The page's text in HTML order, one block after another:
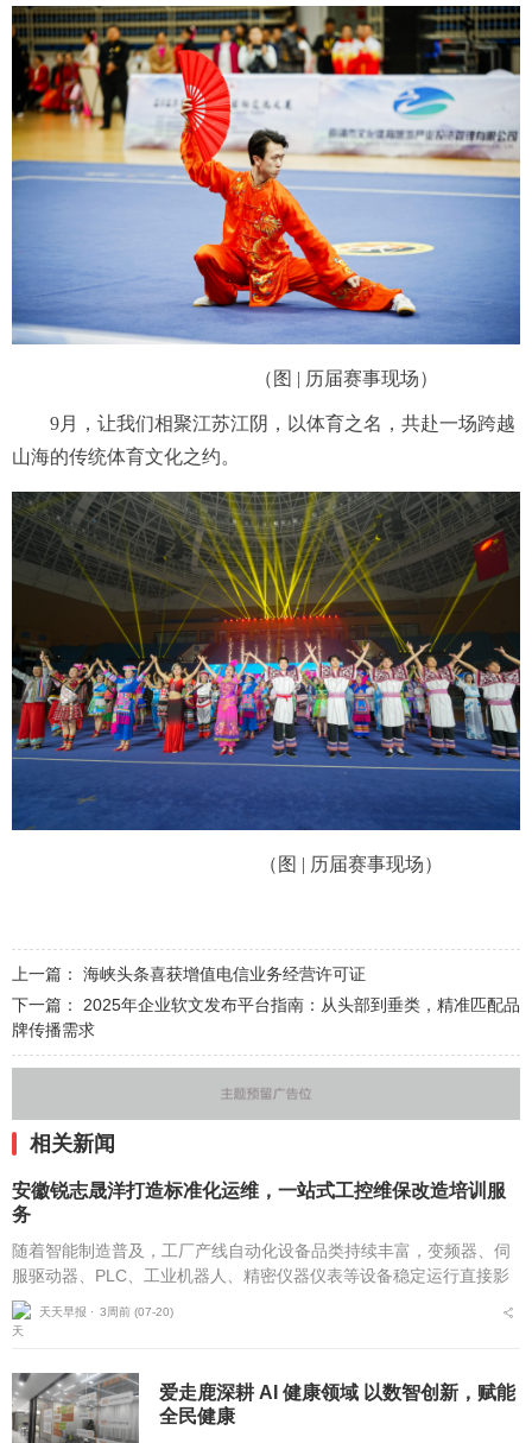
（图 | 历届赛事现场）
9月，让我们相聚江苏江阴，以体育之名，共赴一场跨越
山海的传统体育文化之约。
（图 | 历届赛事现场）
上一篇： 海峡头条喜获增值电信业务经营许可证
下一篇： 2025年企业软文发布平台指南：从头部到垂类，精准匹配品
牌传播需求
相关新闻
安徽锐志晟洋打造标准化运维，一站式工控维保改造培训服
务
随着智能制造普及，工厂产线自动化设备品类持续丰富，变频器、伺
服驱动器、PLC、工业机器人、精密仪器仪表等设备稳定运行直接影
响企业产能。不少制造企业面临原厂维保周期长、维修价格浮动大、
小型维修机构技术参...
天天早报 ⋅ 3周前 (07-20)
爱走鹿深耕 AI 健康领域 以数智创新，赋能
全民健康